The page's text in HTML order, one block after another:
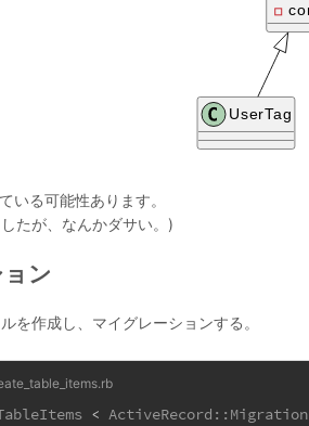
いる可能性あります。
たが、なんかダサい。)
ン
を作成し、マイグレーションする。
< ActiveRecord::Migration